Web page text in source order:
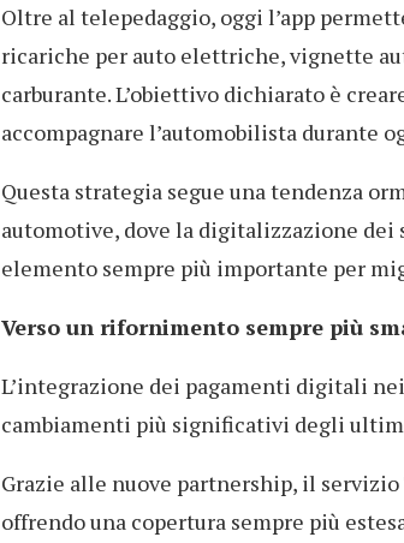
Oltre al telepedaggio, oggi l’app
ricariche per auto elettriche, vignette
carburante. L’obiettivo dichiarato è
accompagnare l’automobilista durante
Questa strategia segue una tendenza
automotive, dove la digitalizzazione dei
elemento sempre più importante per
Verso un rifornimento sempre più
L’integrazione dei pagamenti digitali
cambiamenti più significativi degli
Grazie alle nuove partnership, il
offrendo una copertura sempre più